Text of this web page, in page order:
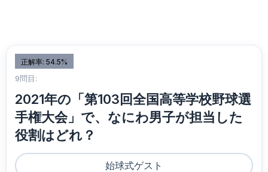
正解率: 54.5%
9問目:
2021年の「第103回全国高等学校野球選
手権大会」で、なにわ男子が担当した
役割はどれ？
始球式ゲスト